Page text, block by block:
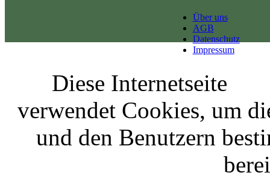
Über uns
AGB
Datenschutz
Impressum
Diese Internetseite
verwendet Cookies, um
und den Benutzern